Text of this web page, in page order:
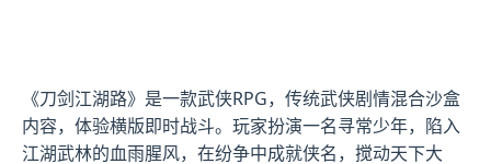
《刀剑江湖路》是一款武侠RPG，传统武侠剧情混合沙盒
内容，体验横版即时战斗。玩家扮演一名寻常少年，陷入
江湖武林的血雨腥风，在纷争中成就侠名，搅动天下大